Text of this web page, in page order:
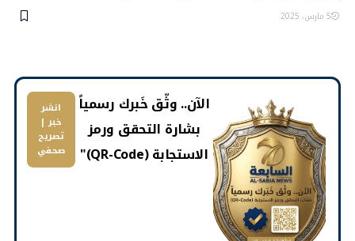
5 مارس، 2025
​الآن.. وثّق خَبرك رسمياً
بشارة التحقق ورمز
الاستجابة (QR-Code)"
انشر
خبر |
تصريح
صحفي